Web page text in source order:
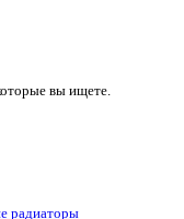
вы ищете.
радиаторы